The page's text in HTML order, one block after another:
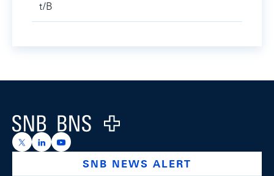
t/B
Logo
https://x.com/snb_bns
https://ch.linkedin.com/company/swiss-national-
https://www.youtube.com/@swissnationalbank
SNB NEWS ALERT